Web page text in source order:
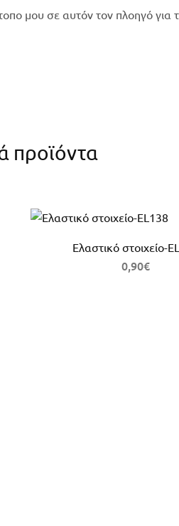
μου σε αυτόν τον πλοηγό για
προϊόντα
Ελαστικό στοιχείο-
0,90€